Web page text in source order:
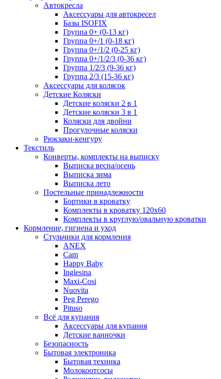
Автокресла
Аксессуары для автокресел
Базы ISOFIX
Группа 0+ (0-13 кг)
Группа 0+/1 (0-18 кг)
Группа 0+/1/2 (0-25 кг)
Группа 0+/1/2/3 (0-36 кг)
Группа 1/2/3 (9-36 кг)
Группа 2/3 (15-36 кг)
Аксессуары для колясок
Детские Коляски
Детские коляски 2 в 1
Детские коляски 3 в 1
Коляски для двойни
Прогулочные коляски
Рюкзаки-кенгуру
Текстиль
Конверты, комплекты на выписку
Выписка весна/осень
Выписка зима
Выписка лето
Постельные принадлежности
Бортики в кроватку
Комплекты в кроватку 120x60
Комплекты в круглую/овальную кроватки
Кормление, гигиена и уход
Стульчики для кормления
ANEX
Cam
Happy Baby
Inglesina
Maxi-Cosi
Nuovita
Peg Perego
Pituso
Всё для купания
Аксессуары для купания
Детские ванночки
Безопасность
Бытовая электроника
Бытовая техника
Молокоотсосы